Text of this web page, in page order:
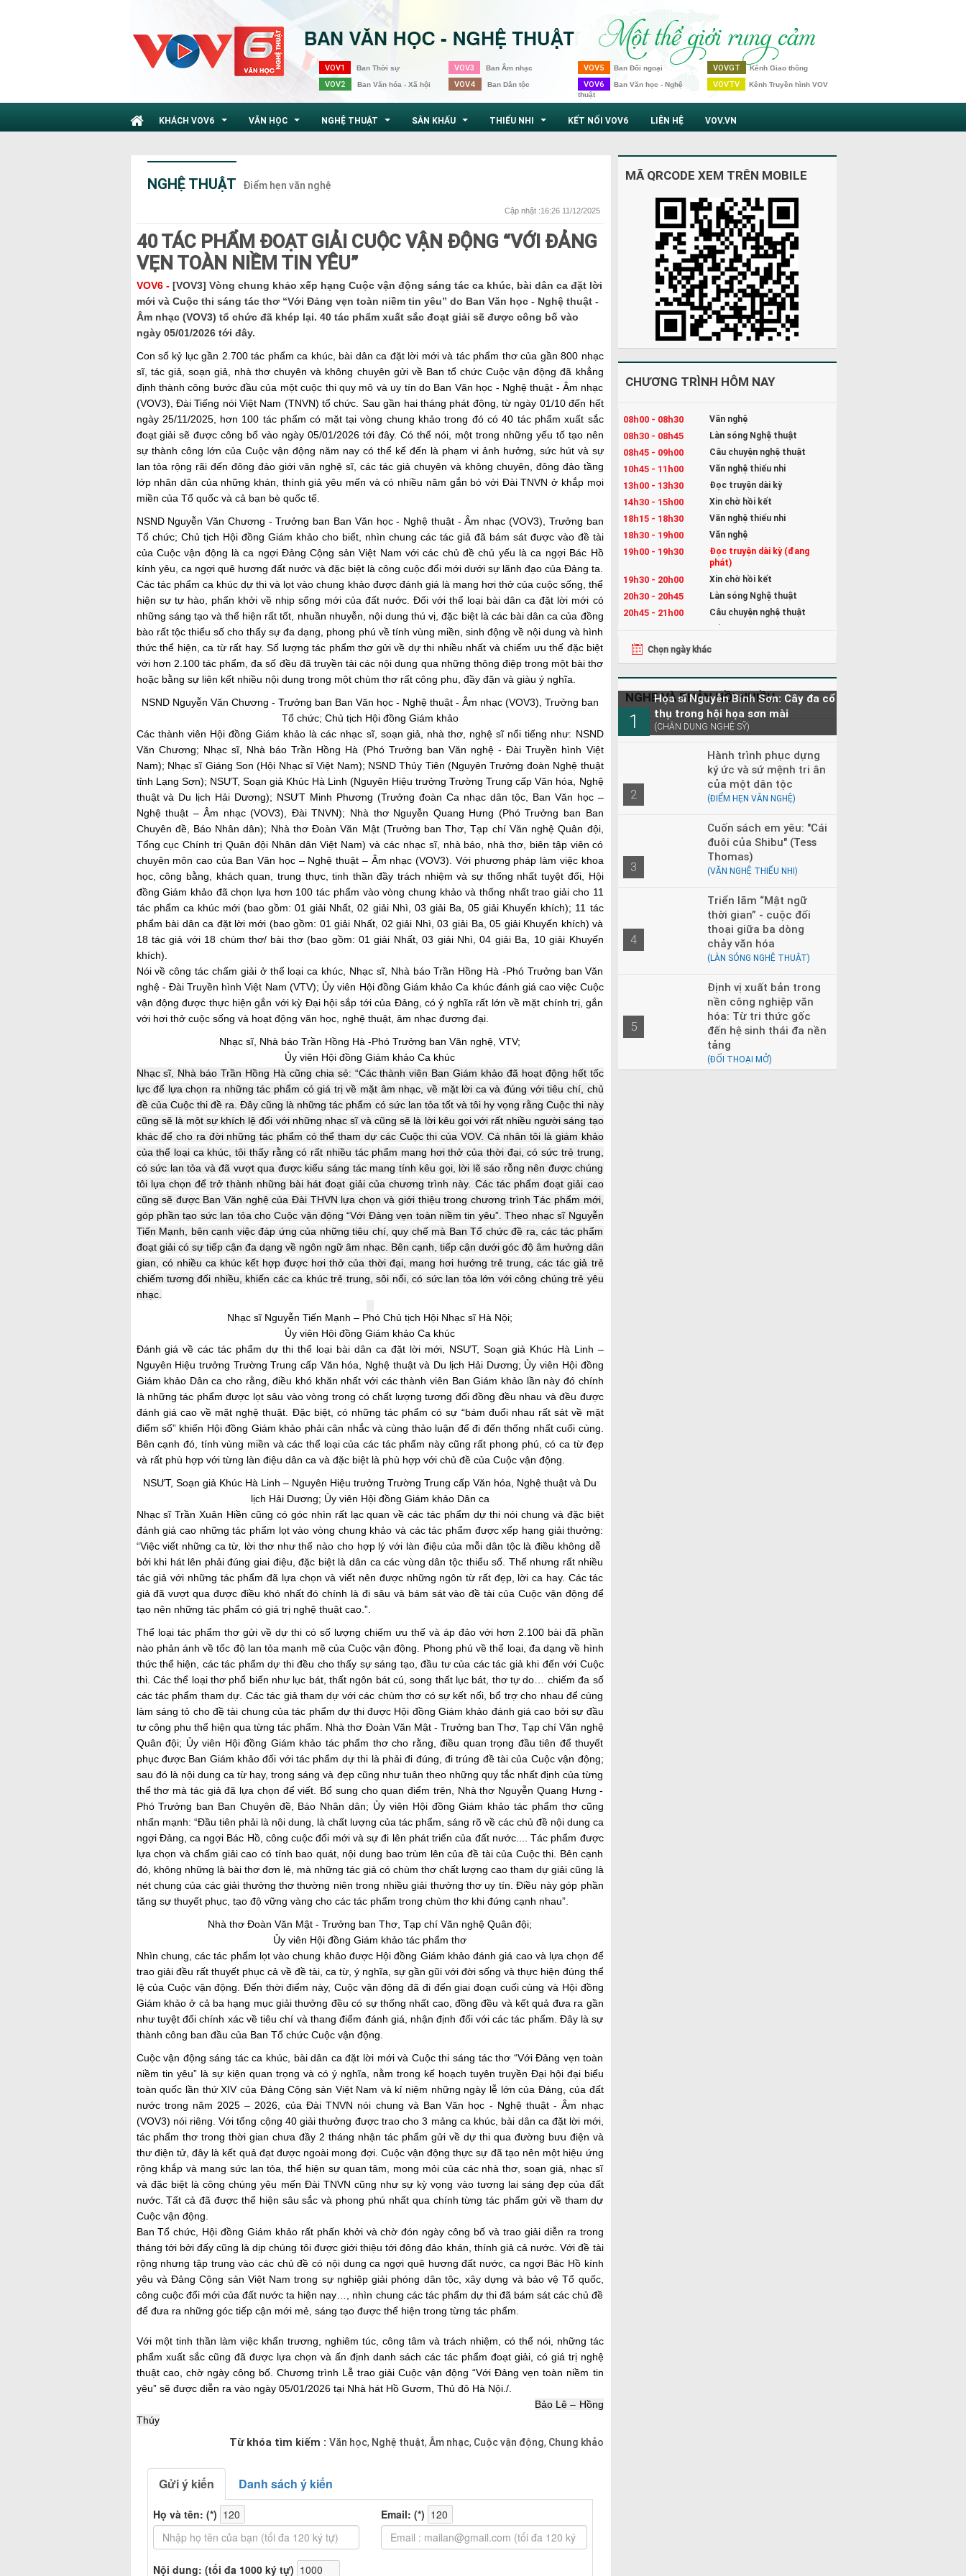
VOV1 Ban Thời sự
VOV2 Ban Văn hóa - Xã hội
VOV3 Ban Âm nhạc
VOV4 Ban Dân tộc
VOV5 Ban Đối ngoại
VOV6 Ban Văn học - Nghệ
thuật
VOVGT Kênh Giao thông
VOVTV Kênh Truyền hình VOV
KHÁCH VOV6 VĂN HỌC NGHỆ THUẬT SÂN KHẤU THIẾU NHI KẾT NỐI VOV6 LIÊN HỆ VOV.VN
NGHỆ THUẬT Điểm hẹn văn nghệ
Cập nhật :16:26 11/12/2025
40 TÁC PHẨM ĐOẠT GIẢI CUỘC VẬN ĐỘNG “VỚI ĐẢNG
VẸN TOÀN NIỀM TIN YÊU”
VOV6 - [VOV3] Vòng chung khảo xếp hạng Cuộc vận động sáng tác ca khúc, bài dân ca đặt lời
mới và Cuộc thi sáng tác thơ “Với Đảng vẹn toàn niềm tin yêu” do Ban Văn học - Nghệ thuật -
Âm nhạc (VOV3) tổ chức đã khép lại. 40 tác phẩm xuất sắc đoạt giải sẽ được công bố vào
ngày 05/01/2026 tới đây.
Con số kỷ lục gần 2.700 tác phẩm ca khúc, bài dân ca đặt lời mới và tác phẩm thơ của gần 800 nhạc
sĩ, tác giả, soạn giả, nhà thơ chuyên và không chuyên gửi về Ban tổ chức Cuộc vận động đã khẳng
định thành công bước đầu của một cuộc thi quy mô và uy tín do Ban Văn học - Nghệ thuật - Âm nhạc
(VOV3), Đài Tiếng nói Việt Nam (TNVN) tổ chức. Sau gần hai tháng phát động, từ ngày 01/10 đến hết
ngày 25/11/2025, hơn 100 tác phẩmcó mặt tại vòng chung khảo trong đó có 40 tác phẩm xuất sắc
đoạt giải sẽ được công bố vào ngày 05/01/2026 tới đây. Có thể nói, một trong những yếu tố tạo nên
sự thành công lớn của Cuộc vận động năm nay có thể kể đến là phạm vi ảnh hưởng, sức hút và sự
lan tỏa rộng rãi đến đông đảo giới văn nghệ sĩ, các tác giả chuyên và không chuyên, đông đảo tầng
lớp nhân dân của những khán, thính giả yêu mến và có nhiều năm gắn bó với Đài TNVN ở khắp mọi
miền của Tổ quốc và cả bạn bè quốc tế.
NSND Nguyễn Văn Chương - Trưởng ban Ban Văn học - Nghệ thuật - Âm nhạc (VOV3), Trưởng ban
Tổ chức; Chủ tịch Hội đồng Giám khảo cho biết, nhìn chung các tác giả đã bám sát được vào đề tài
của Cuộc vận động là ca ngợi Đảng Cộng sản Việt Nam với các chủ đề chủ yếu là ca ngợi Bác Hồ
kính yêu, ca ngợi quê hương đất nước và đặc biệt là công cuộc đổi mới dưới sự lãnh đạo của Đảng ta.
Các tác phẩm ca khúc dự thi và lọt vào chung khảo được đánh giá là mang hơi thở của cuộc sống, thể
hiện sự tự hào, phấn khởi về nhịp sống mới của đất nước. Đối với thể loại bài dân ca đặt lời mới có
những sáng tạo và thể hiện rất tốt, nhuần nhuyễn, nội dung thú vị, đặc biệt là các bài dân cacủa đồng
bào rất tộc thiểu số cho thấy sự đa dạng, phong phú về tính vùng miền, sinh động về nội dung và hình
thức thể hiện, ca từ rất hay. Số lượng tác phẩm thơ gửi về dự thi nhiều nhất và chiếm ưu thế đặc biệt
với hơn 2.100 tác phẩm, đa số đều đã truyền tải các nội dung qua những thông điệp trong một bài thơ
hoặc bằng sự liên kết nhiều nội dung trong một chùm thơ rất công phu, đầy đặn và giàu ý nghĩa.
NSND Nguyễn Văn Chương - Trưởng ban Ban Văn học - Nghệ thuật - Âm nhạc (VOV3), Trưởng ban
Tổ chức; Chủ tịch Hội đồng Giám khảo
Các thành viên Hội đồng Giám khảo là các nhạc sĩ, soạn giả, nhà thơ, nghệ sĩ nổi tiếng như: NSND
Văn Chương; Nhạc sĩ, Nhà báo Trần Hồng Hà (Phó Trưởng ban Văn nghệ - Đài Truyền hình Việt
Nam); Nhạc sĩ Giáng Son (Hội Nhạc sĩ Việt Nam); NSND Thủy Tiên (Nguyên Trưởng đoàn Nghệ thuật
tỉnh Lạng Sơn); NSƯT, Soạn giả Khúc Hà Linh (Nguyên Hiệu trưởng Trường Trung cấp Văn hóa, Nghệ
thuật và Du lịch Hải Dương); NSƯT Minh Phương (Trưởng đoàn Ca nhạc dân tộc, Ban Văn học –
Nghệ thuật – Âm nhạc (VOV3), Đài TNVN); Nhà thơ Nguyễn Quang Hưng (Phó Trưởng ban Ban
Chuyên đề, Báo Nhân dân); Nhà thơ Đoàn Văn Mật (Trưởng ban Thơ, Tạp chí Văn nghệ Quân đội,
Tổng cục Chính trị Quân đội Nhân dân Việt Nam) và các nhạc sĩ, nhà báo, nhà thơ, biên tập viên có
chuyên môn cao của Ban Văn học – Nghệ thuật – Âm nhạc (VOV3). Với phương pháp làm việc khoa
học, công bằng, khách quan, trung thực, tinh thần đầy trách nhiệm và sự thống nhất tuyệt đối, Hội
đồng Giám khảo đã chọn lựa hơn 100 tác phẩm vào vòng chung khảo và thống nhất trao giải cho 11
tác phẩm ca khúc mới (bao gồm: 01 giải Nhất, 02 giải Nhì, 03 giải Ba, 05 giải Khuyến khích); 11 tác
phẩm bài dân ca đặt lời mới (bao gồm: 01 giải Nhất, 02 giải Nhì, 03 giải Ba, 05 giải Khuyến khích) và
18 tác giả với 18 chùm thơ/ bài thơ (bao gồm: 01 giải Nhất, 03 giải Nhì, 04 giải Ba, 10 giải Khuyến
khích).
Nói về công tác chấm giải ở thể loại ca khúc, Nhạc sĩ, Nhà báo Trần Hồng Hà -Phó Trưởng ban Văn
nghệ - Đài Truyền hình Việt Nam (VTV); Ủy viên Hội đồng Giám khảo Ca khúc đánh giá cao việc Cuộc
vận động được thực hiện gắn với kỳ Đại hội sắp tới của Đảng, có ý nghĩa rất lớn về mặt chính trị, gắn
với hơi thở cuộc sống và hoạt động văn học, nghệ thuật, âm nhạc đương đại.
Nhạc sĩ, Nhà báo Trần Hồng Hà -Phó Trưởng ban Văn nghệ, VTV;
Ủy viên Hội đồng Giám khảo Ca khúc
Nhạc sĩ, Nhà báo Trần Hồng Hà cũng chia sẻ: “Các thành viên Ban Giám khảo đã hoạt động hết tốc
lực để lựa chọn ra những tác phẩm có giá trị về mặt âm nhạc, về mặt lời ca và đúng với tiêu chí, chủ
đề của Cuộc thi đề ra. Đây cũng là những tác phẩm có sức lan tỏa tốt và tôi hy vọng rằng Cuộc thi này
cũng sẽ là một sự khích lệ đối với những nhạc sĩ và cũng sẽ là lời kêu gọi với rất nhiều người sáng tạo
khác để cho ra đời những tác phẩm có thể tham dự các Cuộc thi của VOV. Cá nhân tôi là giám khảo
của thể loại ca khúc, tôi thấy rằng có rất nhiều tác phẩm mang hơi thở của thời đại, có sức trẻ trung,
có sức lan tỏa và đã vượt qua được kiểu sáng tác mang tính kêu gọi, lời lẽ sáo rỗng nên được chúng
tôi lựa chọn để trở thành những bài hát đoạt giải của chương trình này. Các tác phẩm đoạt giải cao
cũng sẽ được Ban Văn nghệ của Đài THVN lựa chọn và giới thiệu trong chương trình Tác phẩm mới,
góp phần tạo sức lan tỏa cho Cuộc vận động “Với Đảng vẹn toàn niềm tin yêu”. Theo nhạc sĩ Nguyễn
Tiến Mạnh, bên cạnh việc đáp ứng của những tiêu chí, quy chế mà Ban Tổ chức đề ra, các tác phẩm
đoạt giải có sự tiếp cận đa dạng về ngôn ngữ âm nhạc. Bên cạnh, tiếp cận dưới góc độ âm hưởng dân
gian, có nhiều ca khúc kết hợp được hơi thở của thời đại, mang hơi hướng trẻ trung, các tác giả trẻ
chiếm tương đối nhiều, khiến các ca khúc trẻ trung, sôi nổi, có sức lan tỏa lớn với công chúng trẻ yêu
nhạc.
Nhạc sĩ Nguyễn Tiến Mạnh – Phó Chủ tịch Hội Nhạc sĩ Hà Nội;
Ủy viên Hội đồng Giám khảo Ca khúc
Đánh giá về các tác phẩm dự thi thể loại bài dân ca đặt lời mới, NSƯT, Soạn giả Khúc Hà Linh –
Nguyên Hiệu trưởng Trường Trung cấp Văn hóa, Nghệ thuật và Du lịch Hải Dương; Ủy viên Hội đồng
Giám khảo Dân ca cho rằng, điều khó khăn nhất với các thành viên Ban Giám khảo lần này đó chính
là những tác phẩm được lọt sâu vào vòng trong có chất lượng tương đối đồng đều nhau và đều được
đánh giá cao về mặt nghệ thuật. Đặc biệt, có những tác phẩm có sự “bám đuổi nhau rất sát về mặt
điểm số” khiến Hội đồng Giám khảo phải cân nhắc và cùng thảo luận để đi đến thống nhất cuối cùng.
Bên cạnh đó, tính vùng miền và các thể loại của các tác phẩm này cũng rất phong phú, có ca từ đẹp
và rất phù hợp với từng làn điệu dân ca và đặc biệt là phù hợp với chủ đề của Cuộc vận động.
NSƯT, Soạn giả Khúc Hà Linh – Nguyên Hiệu trưởng Trường Trung cấp Văn hóa, Nghệ thuật và Du
lịch Hải Dương; Ủy viên Hội đồng Giám khảo Dân ca
Nhạc sĩ Trần Xuân Hiền cũng có góc nhìn rất lạc quan về các tác phẩm dự thi nói chung và đặc biệt
đánh giá cao những tác phẩm lọt vào vòng chung khảo và các tác phẩm được xếp hạng giải thưởng:
“Việc viết những ca từ, lời thơ như thế nào cho hợp lý với làn điệu của mỗi dân tộc là điều không dễ
bởi khi hát lên phải đúng giai điệu, đặc biệt là dân ca các vùng dân tộc thiểu số. Thế nhưng rất nhiều
tác giả với những tác phẩm đã lựa chọn và viết nên được những ngôn từ rất đẹp, lời ca hay. Các tác
giả đã vượt qua được điều khó nhất đó chính là đi sâu và bám sát vào đề tài của Cuộc vận động để
tạo nên những tác phẩm có giá trị nghệ thuật cao.”.
Thể loại tác phẩm thơ gửi về dự thi có số lượng chiếm ưu thế và áp đảo với hơn 2.100 bài đã phần
nào phản ánh về tốc độ lan tỏa mạnh mẽ của Cuộc vận động. Phong phú về thể loại, đa dạng về hình
thức thể hiện, các tác phẩm dự thi đều cho thấy sự sáng tạo, đầu tư của các tác giả khi đến với Cuộc
thi. Các thể loại thơ phổ biến như lục bát, thất ngôn bát cú, song thất lục bát, thơ tự do… chiếm đa số
các tác phẩm tham dự. Các tác giả tham dự với các chùm thơ có sự kết nối, bổ trợ cho nhau để cùng
làm sáng tỏ cho đề tài chung của tác phẩm dự thi được Hội đồng Giám khảo đánh giá cao bởi sự đầu
tư công phu thể hiện qua từng tác phẩm. Nhà thơ Đoàn Văn Mật - Trưởng ban Thơ, Tạp chí Văn nghệ
Quân đội; Ủy viên Hội đồng Giám khảo tác phẩm thơ cho rằng, điều quan trọng đầu tiên để thuyết
phục được Ban Giám khảo đối với tác phẩm dự thi là phải đi đúng, đi trúng đề tài của Cuộc vận động;
sau đó là nội dung ca từ hay, trong sáng và đẹp cũng như tuân theo những quy tắc nhất định của từng
thể thơ mà tác giả đã lựa chọn để viết. Bổ sung cho quan điểm trên, Nhà thơ Nguyễn Quang Hưng -
Phó Trưởng ban Ban Chuyên đề, Báo Nhân dân; Ủy viên Hội đồng Giám khảo tác phẩm thơ cũng
nhấn mạnh: “Đầu tiên phải là nội dung, là chất lượng của tác phẩm, sáng rõ về các chủ đề nội dung ca
ngợi Đảng, ca ngợi Bác Hồ, công cuộc đổi mới và sự đi lên phát triển của đất nước.... Tác phẩm được
lựa chọn và chấm giải cao có tính bao quát, nội dung bao trùm lên của đề tài của Cuộc thi. Bên cạnh
đó, không những là bài thơ đơn lẻ, mà những tác giả có chùm thơ chất lượng cao tham dự giải cũng là
nét chung của các giải thưởng thơ thường niên trong nhiều giải thưởng thơ uy tín. Điều này góp phần
tăng sự thuyết phục, tạo độ vững vàng cho các tác phẩm trong chùm thơ khi đứng cạnh nhau”.
Nhà thơ Đoàn Văn Mật - Trưởng ban Thơ, Tạp chí Văn nghệ Quân đội;
Ủy viên Hội đồng Giám khảo tác phẩm thơ
Nhìn chung, các tác phẩm lọt vào chung khảo được Hội đồng Giám khảo đánh giá cao và lựa chọn để
trao giải đều rất thuyết phục cả về đề tài, ca từ, ý nghĩa, sự gần gũi với đời sống và thực hiện đúng thể
lệ của Cuộc vận động. Đến thời điểm này, Cuộc vận động đã đi đến giai đoạn cuối cùng và Hội đồng
Giám khảo ở cả ba hạng mục giải thưởng đều có sự thống nhất cao, đồng đều và kết quả đưa ra gần
như tuyệt đối chính xác về tiêu chí và thang điểm đánh giá, nhận định đối với các tác phẩm. Đây là sự
thành công ban đầu của Ban Tổ chức Cuộc vận động
Cuộc vận động sáng tác ca khúc, bài dân ca đặt lời mới và Cuộc thi sáng tác thơ “Với Đảng vẹn toàn
niềm tin yêu” là sự kiện quan trọng và có ý nghĩa, nằm trong kế hoạch tuyên truyền Đại hội đại biểu
toàn quốc lần thứ XIV của Đảng Cộng sản Việt Nam và kỉ niệm những ngày lễ lớn của Đảng, của đất
nước trong năm 2025 – 2026, của Đài TNVN nói chung và Ban Văn học - Nghệ thuật - Âm nhạc
(VOV3) nói riêng. Với tổng cộng 40 giải thưởng được trao cho 3 mảng ca khúc, bài dân ca đặt lời mới,
tác phẩm thơ trong thời gian chưa đầy 2 tháng nhận tác phẩm gửi về dự thi qua đường bưu điện và
thư điện tử, đây là kết quả đạt được ngoài mong đợi. Cuộc vận động thực sự đã tạo nên một hiệu ứng
rộng khắp và mang sức lan tỏa, thể hiện sự quan tâm, mong mỏi của các nhà thơ, soạn giả, nhạc sĩ
và đặc biệt là công chúng yêu mến Đài TNVN cũng như sự kỳ vọng vào tương lai sáng đẹp của đất
nước. Tất cả đã được thể hiện sâu sắc và phong phú nhất qua chính từng tác phẩm gửi về tham dự
Cuộc vận động.
Ban Tổ chức, Hội đồng Giám khảo rất phấn khởi và chờ đón ngày công bố và trao giải diễn ra trong
tháng tới bởi đấy cũng là dịp chúng tôi được giới thiệu tới đông đảo khán, thính giả cả nước. Với đề tài
rộng nhưng tập trung vào các chủ đề có nội dung ca ngợi quê hương đất nước, ca ngợi Bác Hồ kính
yêu và Đảng Cộng sản Việt Nam trong sự nghiệp giải phóng dân tộc, xây dựng và bảo vệ Tổ quốc,
công cuộc đổi mới của đất nước ta hiện nay…, nhìn chung các tác phẩm dự thi đã bám sát các chủ đề
để đưa ra những góc tiếp cận mới mẻ, sáng tạo được thể hiện trong từng tác phẩm.
Với một tinh thần làm việc khẩn trương, nghiêm túc, công tâm và trách nhiệm, có thể nói, những tác
phẩm xuất sắc cũng đã được lựa chọn và ấn định danh sách các tác phẩm đoạt giải, có giá trị nghệ
thuật cao, chờ ngày công bố. Chương trình Lễ trao giải Cuộc vận động “Với Đảng vẹn toàn niềm tin
yêu” sẽ được diễn ra vào ngày 05/01/2026 tại Nhà hát Hồ Gươm, Thủ đô Hà Nội./.
Bảo Lê – Hồng
Thúy
Từ khóa tìm kiếm : Văn học, Nghệ thuật, Âm nhạc, Cuộc vận động, Chung khảo
MÃ QRCODE XEM TRÊN MOBILE
CHƯƠNG TRÌNH HÔM NAY
08h00 - 08h30 Văn nghệ
08h30 - 08h45 Làn sóng Nghệ thuật
08h45 - 09h00 Câu chuyện nghệ thuật
10h45 - 11h00 Văn nghệ thiếu nhi
13h00 - 13h30 Đọc truyện dài kỳ
14h30 - 15h00 Xin chờ hồi kết
18h15 - 18h30 Văn nghệ thiếu nhi
18h30 - 19h00 Văn nghệ
19h00 - 19h30
Đọc truyện dài kỳ (đang
phát)
19h30 - 20h00 Xin chờ hồi kết
20h30 - 20h45 Làn sóng Nghệ thuật
20h45 - 21h00 Câu chuyện nghệ thuật
22h30 - 23h00 Đọc truyện đêm khuya
Chọn ngày khác
NGHE VÀ PHẢN HỒI NHIỀU
1
Họa sĩ Nguyễn Bỉnh Sơn: Cây đa cổ
thụ trong hội họa sơn mài
(CHÂN DUNG NGHỆ SỸ)
2
Hành trình phục dựng
ký ức và sứ mệnh tri ân
của một dân tộc
(ĐIỂM HẸN VĂN NGHỆ)
3
Cuốn sách em yêu: "Cái
đuôi của Shibu" (Tess
Thomas)
(VĂN NGHỆ THIẾU NHI)
4
Triển lãm “Mật ngữ
thời gian” - cuộc đối
thoại giữa ba dòng
chảy văn hóa
(LÀN SÓNG NGHỆ THUẬT)
5
Định vị xuất bản trong
nền công nghiệp văn
hóa: Từ tri thức gốc
đến hệ sinh thái đa nền
tảng
(ĐỐI THOẠI MỞ)